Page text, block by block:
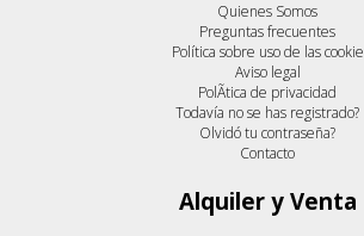
Quienes Somos
Preguntas frecuentes
Política sobre uso de las cookie
Aviso legal
PolÃ­tica de privacidad
Todavía no se has registrado?
Olvidó tu contraseña?
Contacto
Alquiler y Venta